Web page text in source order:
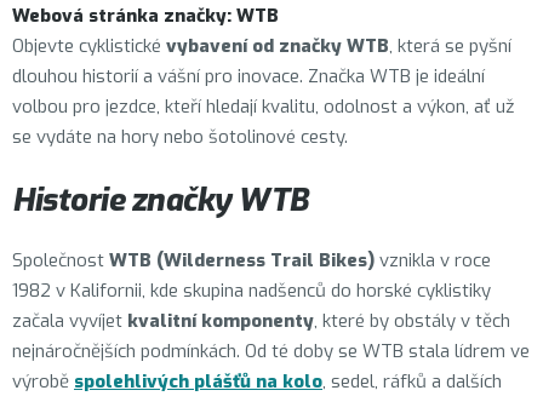
Předváděcí kola Qayron
Servisní a výdejní místa
Moje objednávka
Webová stránka značky: WTB
Objevte cyklistické vybavení od značky WTB, která se pyšní
dlouhou historií a vášní pro inovace. Značka WTB je ideální
volbou pro jezdce, kteří hledají kvalitu, odolnost a výkon, ať už
se vydáte na hory nebo šotolinové cesty.
Historie značky WTB
Společnost WTB (Wilderness Trail Bikes) vznikla v roce
1982 v Kalifornii, kde skupina nadšenců do horské cyklistiky
začala vyvíjet kvalitní komponenty, které by obstály v těch
nejnáročnějších podmínkách. Od té doby se WTB stala lídrem ve
výrobě spolehlivých plášťů na kolo, sedel, ráfků a dalších